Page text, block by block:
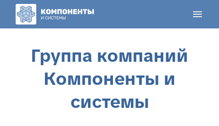
menu
Группа компаний
Компоненты и
cистемы